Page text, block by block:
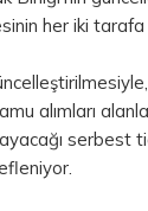
her iki tarafa
alımları
serbest